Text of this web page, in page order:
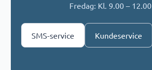
Fredag: Kl. 9.00 – 12.00
SMS-service Kundeservice